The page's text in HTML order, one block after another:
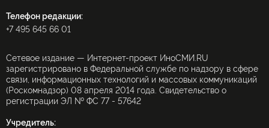
Телефон редакции:
+7 495 645 66 01
Сетевое издание — Интернет-проект ИноСМИ.RU
зарегистрировано в Федеральной службе по надзору в сфере
связи, информационных технологий и массовых коммуникаций
(Роскомнадзор) 08 апреля 2014 года. Свидетельство о
регистрации ЭЛ № ФС 77 - 57642
Учредитель: